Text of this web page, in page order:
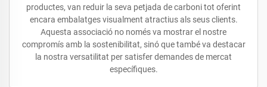
productes, van reduir la seva petjada de carboni tot oferint
encara embalatges visualment atractius als seus clients.
Aquesta associació no només va mostrar el nostre
compromís amb la sostenibilitat, sinó que també va destacar
la nostra versatilitat per satisfer demandes de mercat
específiques.